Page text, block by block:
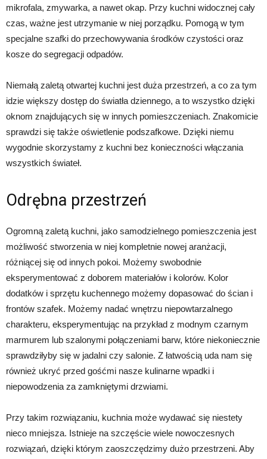
mikrofala, zmywarka, a nawet okap. Przy kuchni widocznej cały
czas, ważne jest utrzymanie w niej porządku. Pomogą w tym
specjalne szafki do przechowywania środków czystości oraz
kosze do segregacji odpadów.
Niemałą zaletą otwartej kuchni jest duża przestrzeń, a co za tym
idzie większy dostęp do światła dziennego, a to wszystko dzięki
oknom znajdujących się w innych pomieszczeniach. Znakomicie
sprawdzi się także oświetlenie podszafkowe. Dzięki niemu
wygodnie skorzystamy z kuchni bez konieczności włączania
wszystkich świateł.
Odrębna przestrzeń
Ogromną zaletą kuchni, jako samodzielnego pomieszczenia jest
możliwość stworzenia w niej kompletnie nowej aranżacji,
różniącej się od innych pokoi. Możemy swobodnie
eksperymentować z doborem materiałów i kolorów. Kolor
dodatków i sprzętu kuchennego możemy dopasować do ścian i
frontów szafek. Możemy nadać wnętrzu niepowtarzalnego
charakteru, eksperymentując na przykład z modnym czarnym
marmurem lub szalonymi połączeniami barw, które niekoniecznie
sprawdziłyby się w jadalni czy salonie. Z łatwością uda nam się
również ukryć przed gośćmi nasze kulinarne wpadki i
niepowodzenia za zamkniętymi drzwiami.
Przy takim rozwiązaniu, kuchnia może wydawać się niestety
nieco mniejsza. Istnieje na szczęście wiele nowoczesnych
rozwiązań, dzięki którym zaoszczędzimy dużo przestrzeni. Aby